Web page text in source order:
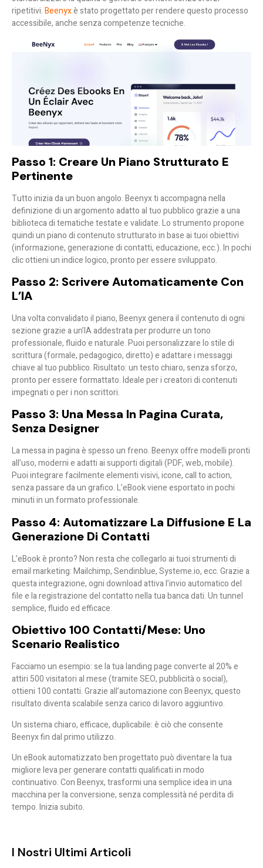
ripetitivi.Beenyxè stato progettato per rendere questo processo
accessibile, anche senza competenze tecniche.
Passo 1: Creare Un Piano Strutturato E
Pertinente
Tutto inizia da un buon angolo. Beenyx ti accompagna nella
definizione di un argomento adatto al tuo pubblico grazie a una
biblioteca di tematiche testate e validate. Lo strumento propone
quindi un piano di contenuto strutturato in base ai tuoi obiettivi
(informazione, generazione di contatti, educazione, ecc.). In pochi
clic ottieni un indice logico, pronto per essere sviluppato.
Passo 2: Scrivere Automaticamente Con
L’IA
Una volta convalidato il piano, Beenyx genera il contenuto di ogni
sezione grazie a un’IA addestrata per produrre un tono
professionale, fluido e naturale. Puoi personalizzare lo stile di
scrittura (formale, pedagogico, diretto) e adattare i messaggi
chiave al tuo pubblico. Risultato: un testo chiaro, senza sforzo,
pronto per essere formattato. Ideale per i creatori di contenuti
impegnati o per i non scrittori.
Passo 3: Una Messa In Pagina Curata,
Senza Designer
La messa in pagina è spesso un freno. Beenyx offre modelli pronti
all’uso, moderni e adatti ai supporti digitali (PDF, web, mobile).
Puoi integrare facilmente elementi visivi, icone, call to action,
senza passare da un grafico. L’eBook viene esportato in pochi
minuti in un formato professionale.
Passo 4: Automatizzare La Diffusione E La
Generazione Di Contatti
L’eBook è pronto? Non resta che collegarlo ai tuoi strumenti di
email marketing: Mailchimp, Sendinblue, Systeme.io, ecc. Grazie a
questa integrazione, ogni download attiva l’invio automatico del
file e la registrazione del contatto nella tua banca dati. Un tunnel
semplice, fluido ed efficace.
Obiettivo 100 Contatti/mese: Uno
Scenario Realistico
Facciamo un esempio: se la tua landing page converte al 20% e
attiri 500 visitatori al mese (tramite SEO, pubblicità o social),
ottieni 100 contatti. Grazie all’automazione con Beenyx, questo
risultato diventa scalabile senza carico di lavoro aggiuntivo.
Un sistema chiaro, efficace, duplicabile: è ciò che consente
Beenyx fin dal primo utilizzo.
Un eBook automatizzato ben progettato può diventare la tua
migliore leva per generare contatti qualificati in modo
continuativo. Con Beenyx, trasformi una semplice idea in una
macchina per la conversione, senza complessità né perdita di
tempo. Inizia subito.
I Nostri Ultimi Articoli